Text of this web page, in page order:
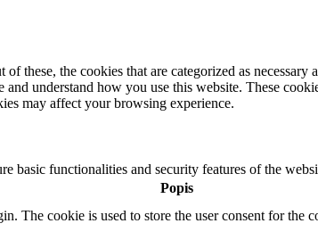
the cookies that are categorized as necessary
understand how you use this website. These
may affect your browsing experience.
basic functionalities and security features of the
Popis
The cookie is used to store the user consent for the